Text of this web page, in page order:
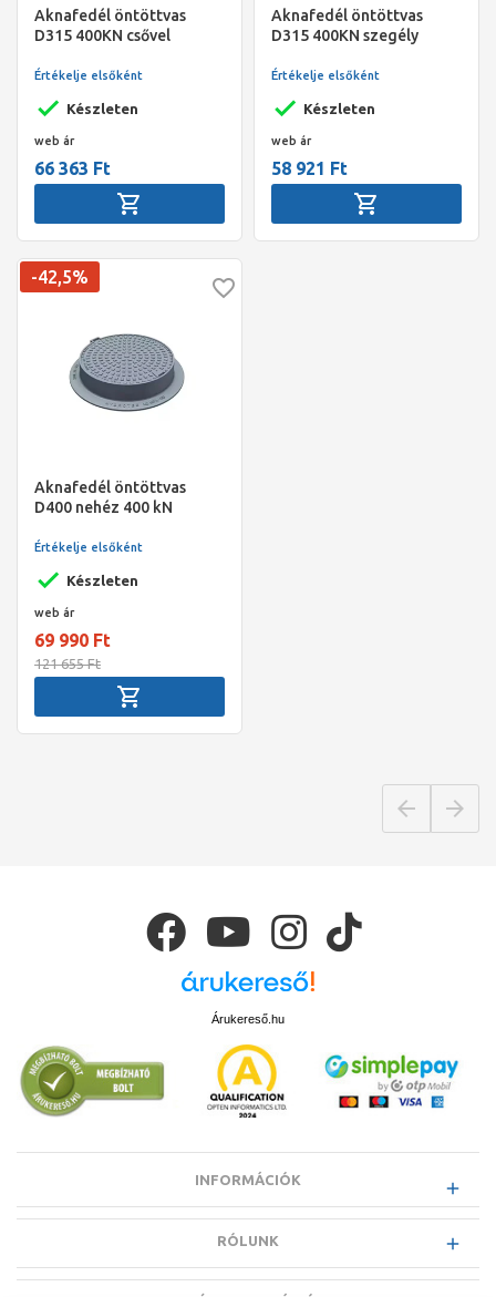
Aknafedél öntöttvas
D315 400KN csővel
Készleten
Értékelje elsőként
web ár
66 363 Ft
Aknafedél öntöttvas
D315 400KN szegély
Készleten
Értékelje elsőként
web ár
58 921 Ft
Aknafedél öntöttvas
D400 nehéz 400 kN
-42,5%
Készleten
Értékelje elsőként
web ár
69 990 Ft
121 655 Ft
Árukereső.hu
INFORMÁCIÓK
RÓLUNK